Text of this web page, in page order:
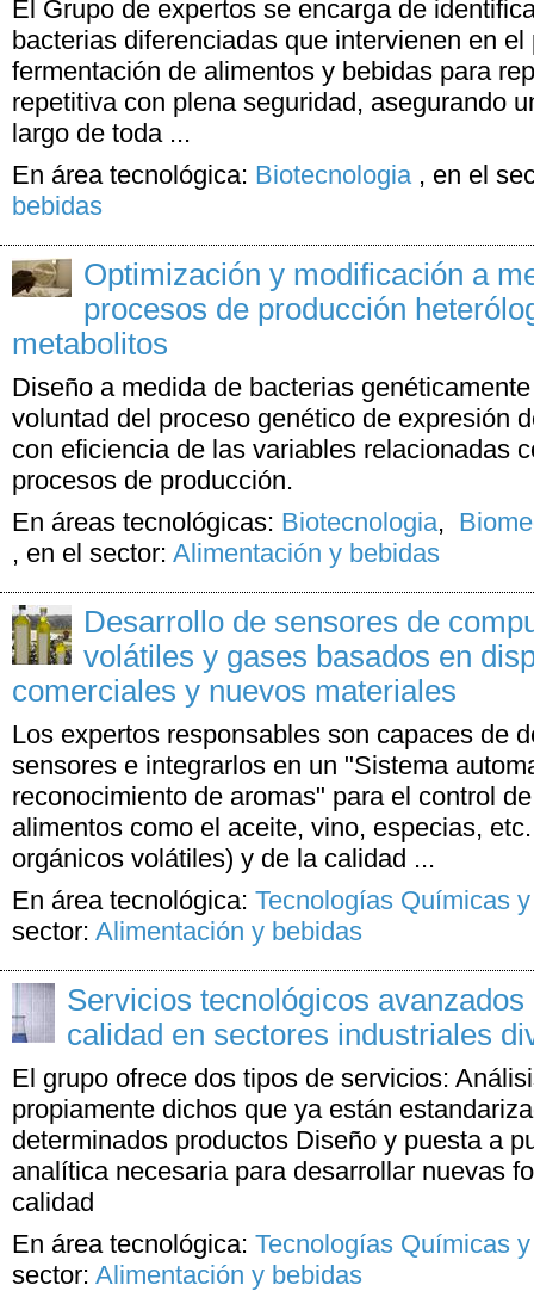
El Grupo de expertos se encarga de
bacterias diferenciadas que intervienen en el
fermentación de alimentos y bebidas para
repetitiva con plena seguridad, asegurando
largo de toda ...
En área tecnológica: Biotecnologia , en el
bebidas
Optimización y modificación a
procesos de producción
metabolitos
Diseño a medida de bacterias
voluntad del proceso genético de expresión
con eficiencia de las variables relacionadas
procesos de producción.
En áreas tecnológicas: Biotecnologia,
, en el sector: Alimentación y bebidas
Desarrollo de sensores de
volátiles y gases basados en
comerciales y nuevos materiales
Los expertos responsables son capaces de
sensores e integrarlos en un "Sistema
reconocimiento de aromas" para el control
alimentos como el aceite, vino, especias,
orgánicos volátiles) y de la calidad ...
En área tecnológica: Tecnologías Químicas
sector: Alimentación y bebidas
Servicios tecnológicos
calidad en sectores industriales
El grupo ofrece dos tipos de servicios:
propiamente dichos que ya están
determinados productos Diseño y puesta a
analítica necesaria para desarrollar nuevas
calidad
En área tecnológica: Tecnologías Químicas
sector: Alimentación y bebidas